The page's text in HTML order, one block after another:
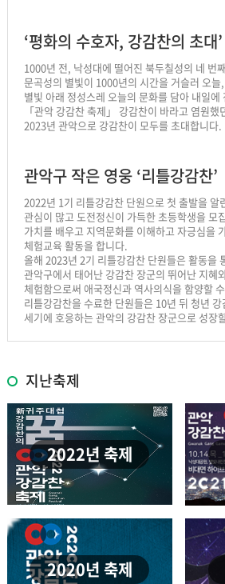
‘평화의 수호자, 강감찬의 초대’
1000년 전, 낙성대에 떨어진 북두칠성의 네 번
문곡성의 별빛이 1000년의 시간을 거슬러 오
별빛 아래 정성스레 오늘의 문화를 담아 내일에
「관악 강감찬 축제」 강감찬이 바라고 염원
2023년 관악으로 강감찬이 모두를 초대합니다.
관악구 작은 영웅 ‘리틀강감찬’
2022년 1기 리틀강감찬 단원으로 첫 출발을
관심이 많고 도전정신이 가득한 초등학생을 모
가치를 배우고 지역문화를 이해하고 자긍심을
체험교육 활동을 합니다.
올해 2023년 2기 리틀강감찬 단원들은 활동을
관악구에서 태어난 강감찬 장군의 뛰어난 지혜
체험함으로써 애국정신과 역사의식을 함양할
리틀강감찬을 수료한 단원들은 10년 뒤 청년
세기에 호응하는 관악의 강감찬 장군으로 성장
지난축제
2022년 축제
2020년 축제